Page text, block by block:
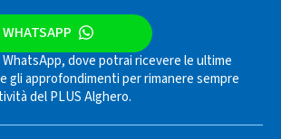
dove potrai ricevere le ultime
gli approfondimenti per rimanere sempre
del PLUS Alghero.